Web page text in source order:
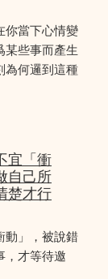
你當下心情變
某些事而產生
為何邏到這種
宜「衝
自己所
楚才行
動」，被說錯
，才等待邀